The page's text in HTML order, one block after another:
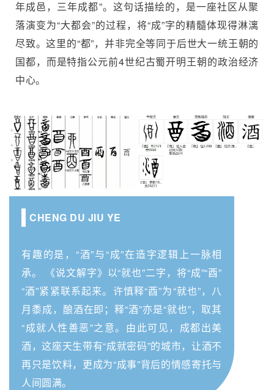
年成邑，三年成都”。这句话描绘的，是一座社区从聚
落演变为“大都会”的过程，将“成”字的精髓体现得淋漓
尽致。这里的“都”，并非完全等同于后世大一统王朝的
国都，而是特指公元前4世纪古蜀开明王朝的政治经济
中心。
CHENG DU JIU YE
有趣的是，“酒”与“成”在造字逻辑上一脉相
承。 《说文解字》以“就也”二字，将“成”“酉”
“酒”紧紧联系起来。许慎释“酉”为“就也”，八
月黍成，酿酒在即；释“酒”亦是“就也”，取其
“成就人性善恶”之意。由此可见，成都出美
酒，这座天生带有“成就密码”的城市，让酒不
再只是饮料，更成为“成事”背后的情感寄托与
人间圆满。